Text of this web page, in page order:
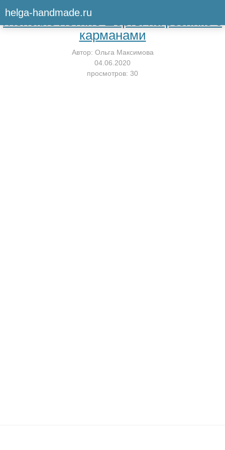
helga-handmade.ruВернуться к мастер-классу
Женские летние шорты на резинке с
карманами
Автор: Ольга Максимова
04.06.2020
просмотров: 30